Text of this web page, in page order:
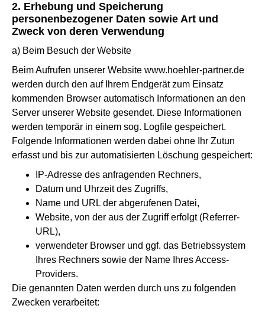
2. Erhebung und Speicherung
personenbezogener Daten sowie Art und
Zweck von deren Verwendung
a) Beim Besuch der Website
Beim Aufrufen unserer Website www.hoehler-partner.de
werden durch den auf Ihrem Endgerät zum Einsatz
kommenden Browser automatisch Informationen an den
Server unserer Website gesendet. Diese Informationen
werden temporär in einem sog. Logfile gespeichert.
Folgende Informationen werden dabei ohne Ihr Zutun
erfasst und bis zur automatisierten Löschung gespeichert:
IP-Adresse des anfragenden Rechners,
Datum und Uhrzeit des Zugriffs,
Name und URL der abgerufenen Datei,
Website, von der aus der Zugriff erfolgt (Referrer-
URL),
verwendeter Browser und ggf. das Betriebssystem
Ihres Rechners sowie der Name Ihres Access-
Providers.
Die genannten Daten werden durch uns zu folgenden
Zwecken verarbeitet: